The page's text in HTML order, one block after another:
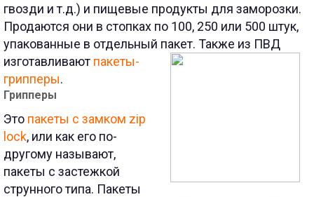
гвозди и т.д.) и пищевые продукты для заморозки.
Продаются они в стопках по 100, 250 или 500 штук,
упакованные в отдельный пакет. Также из ПВД
изготавливают пакеты-
грипперы.
Грипперы
Это пакеты с замком zip
lock, или как его по-
другому называют,
пакеты с застежкой
струнного типа. Пакеты